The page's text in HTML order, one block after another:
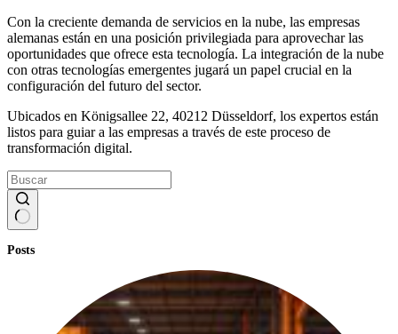
Con la creciente demanda de servicios en la nube, las empresas
alemanas están en una posición privilegiada para aprovechar las
oportunidades que ofrece esta tecnología. La integración de la nube
con otras tecnologías emergentes jugará un papel crucial en la
configuración del futuro del sector.
Ubicados en Königsallee 22, 40212 Düsseldorf, los expertos están
listos para guiar a las empresas a través de este proceso de
transformación digital.
resultados
Posts